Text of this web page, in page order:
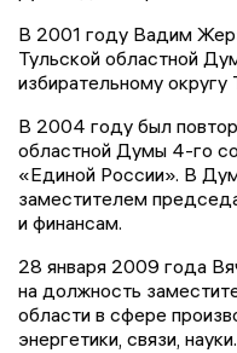
В 2001 году Вадим
Тульской областной
избирательному округу
В 2004 году был
областной Думы 4-го
«Единой России». В
заместителем
и финансам.
28 января 2009 года
на должность
области в сфере
энергетики, связи, науки.